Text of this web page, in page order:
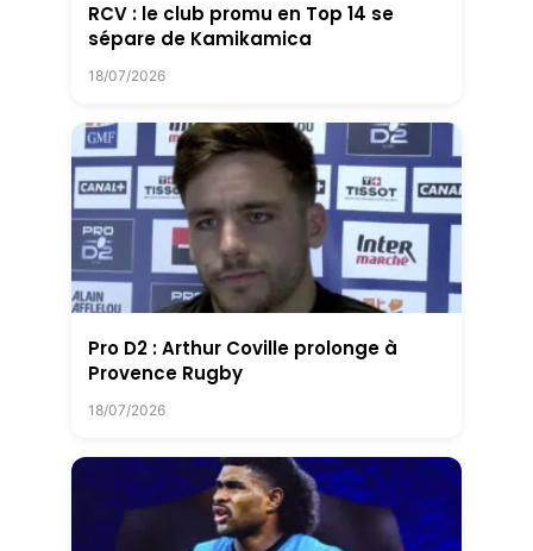
RCV : le club promu en Top 14 se
sépare de Kamikamica
18/07/2026
Pro D2 : Arthur Coville prolonge à
Provence Rugby
18/07/2026